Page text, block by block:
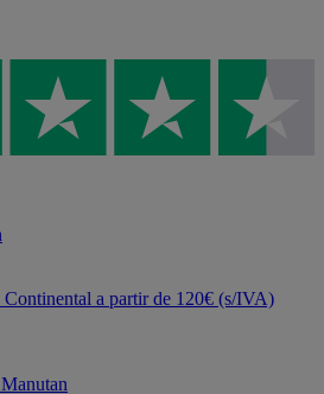
Continental a partir de 120€ (s/IVA)